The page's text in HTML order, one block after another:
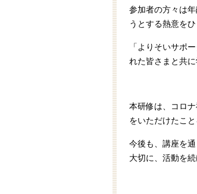
参加者の方々は
うとする熱意を
「よりそいサポ
れた皆さまと共
本研修は、コロ
をいただけたこ
今後も、講座を
大切に、活動を続